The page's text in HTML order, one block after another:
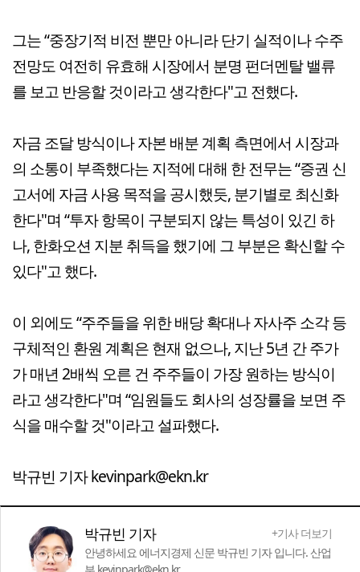
그는 “중장기적 비전 뿐만 아니라 단기 실적이나 수주
전망도 여전히 유효해 시장에서 분명 펀더멘탈 밸류
를 보고 반응할 것이라고 생각한다"고 전했다.
자금 조달 방식이나 자본 배분 계획 측면에서 시장과
의 소통이 부족했다는 지적에 대해 한 전무는 “증권 신
고서에 자금 사용 목적을 공시했듯, 분기별로 최신화
한다"며 “투자 항목이 구분되지 않는 특성이 있긴 하
나, 한화오션 지분 취득을 했기에 그 부분은 확신할 수
있다"고 했다.
이 외에도 “주주들을 위한 배당 확대나 자사주 소각 등
구체적인 환원 계획은 현재 없으나, 지난 5년 간 주가
가 매년 2배씩 오른 건 주주들이 가장 원하는 방식이
라고 생각한다"며 “임원들도 회사의 성장률을 보면 주
식을 매수할 것"이라고 설파했다.
박규빈 기자 kevinpark@ekn.kr
박규빈 기자
+기사 더보기
안녕하세요 에너지경제 신문 박규빈 기자 입니다. 산업